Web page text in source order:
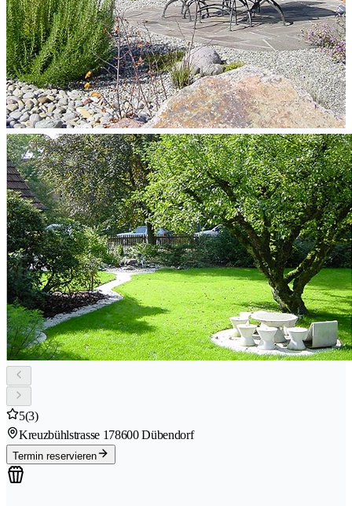
5(3)
Kreuzbühlstrasse 178600 Dübendorf
Termin reservieren